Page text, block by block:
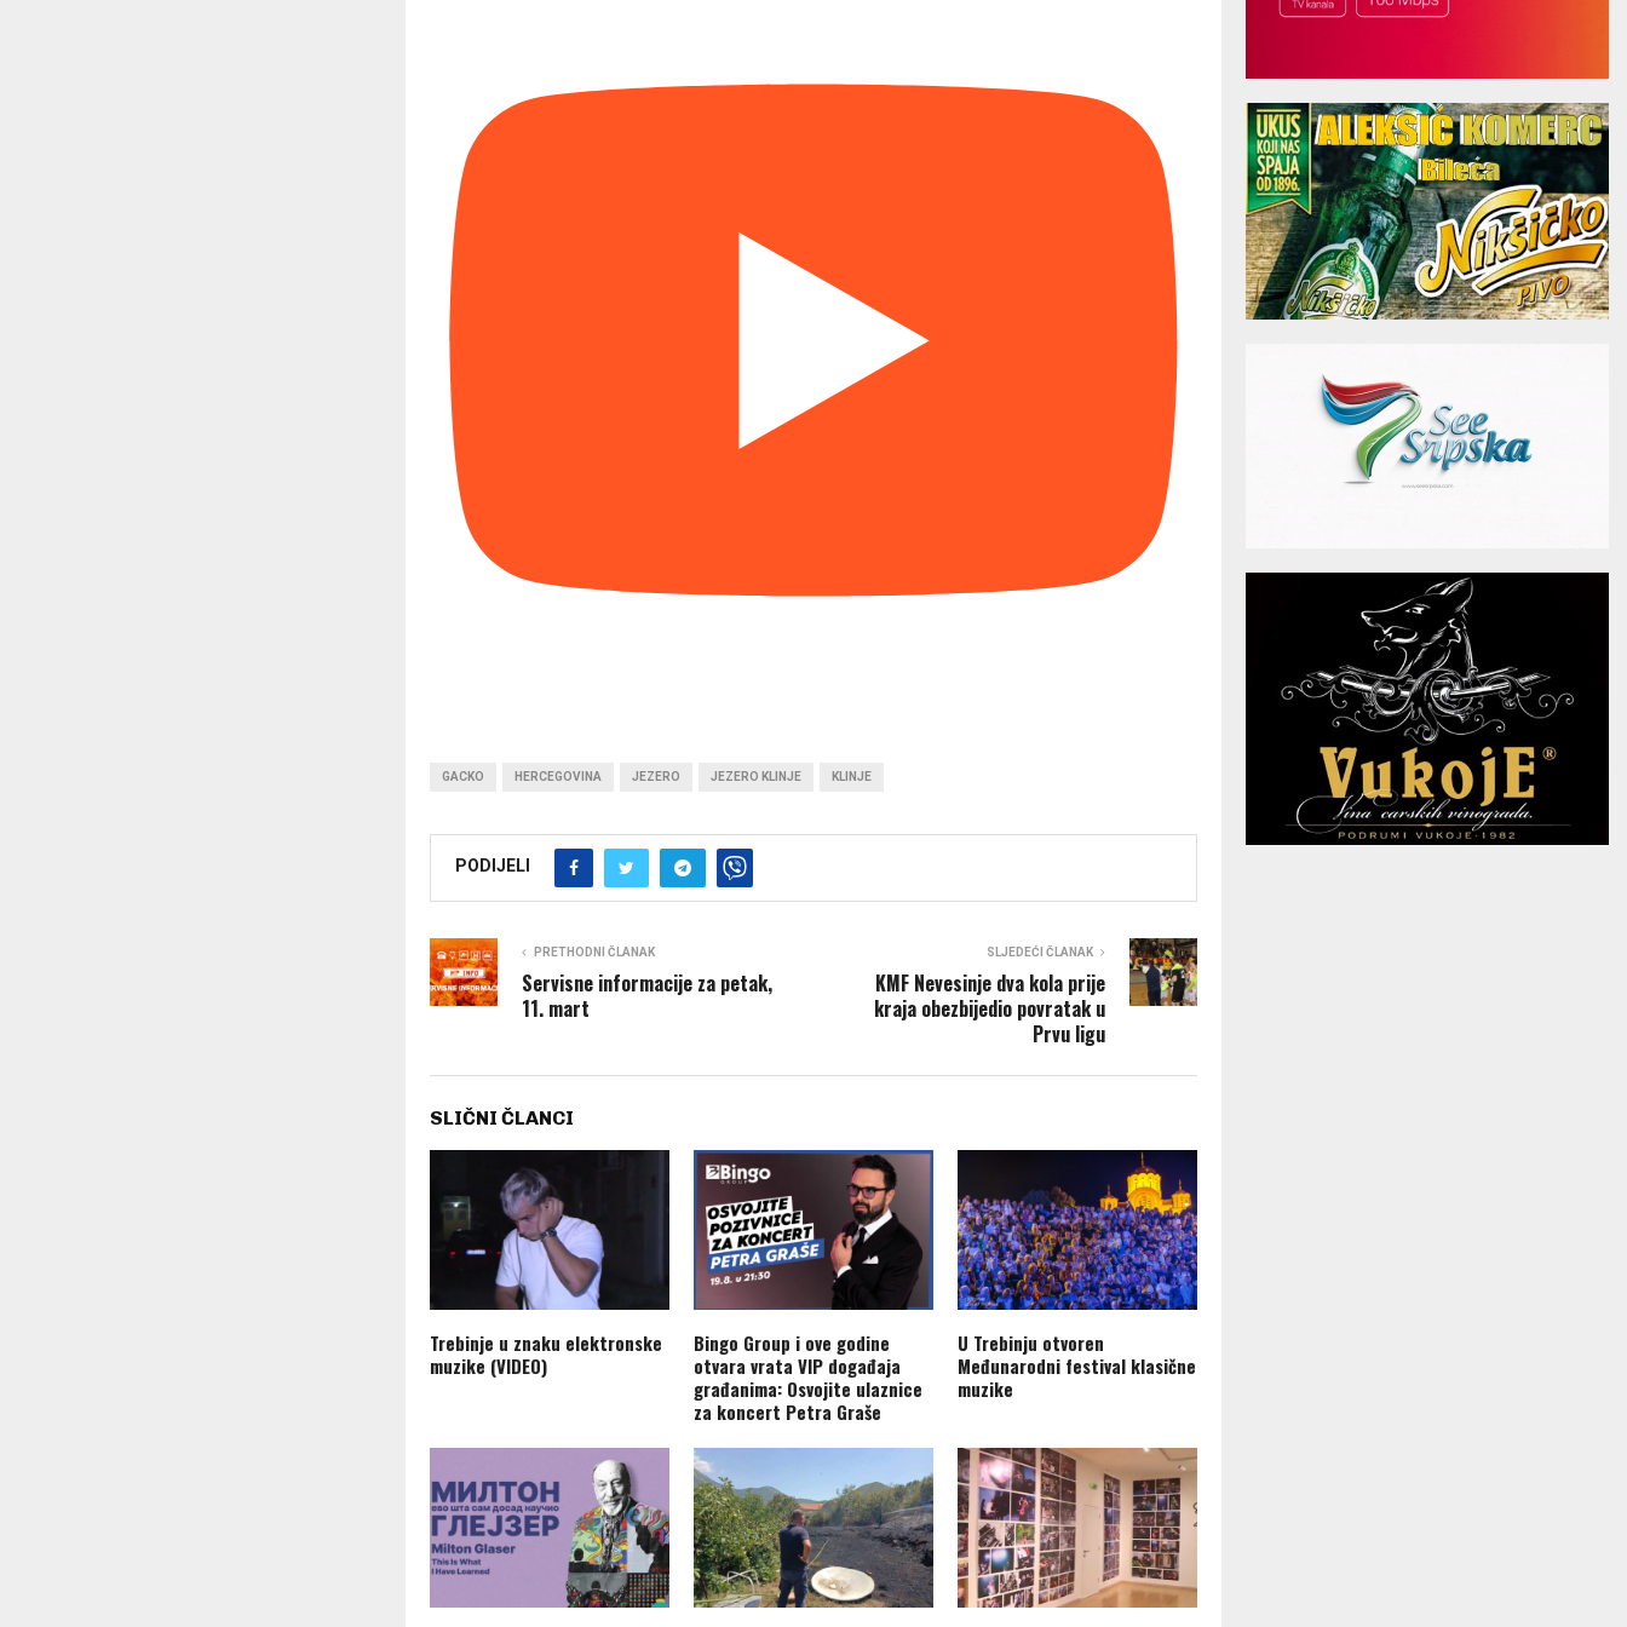
GACKO HERCEGOVINA JEZERO JEZERO KLINJE KLINJE
PODIJELI
PRETHODNI ČLANAK
Servisne informacije za petak,
11. mart
SLJEDEĆI ČLANAK
KMF Nevesinje dva kola prije
kraja obezbijedio povratak u
Prvu ligu
SLIČNI ČLANCI
Trebinje u znaku elektronske
muzike (VIDEO)
Bingo Group i ove godine
otvara vrata VIP događaja
građanima: Osvojite ulaznice
za koncert Petra Graše
U Trebinju otvoren
Međunarodni festival klasične
muzike